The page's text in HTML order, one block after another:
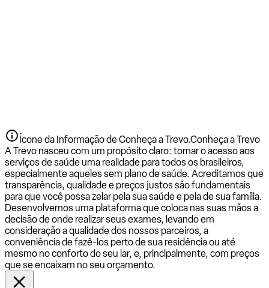
Ícone da Informação de Conheça a Trevo.Conheça a Trevo
A Trevo nasceu com um propósito claro: tornar o acesso aos
serviços de saúde uma realidade para todos os brasileiros,
especialmente aqueles sem plano de saúde. Acreditamos que
transparência, qualidade e preços justos são fundamentais
para que você possa zelar pela sua saúde e pela de sua família.
Desenvolvemos uma plataforma que coloca nas suas mãos a
decisão de onde realizar seus exames, levando em
consideração a qualidade dos nossos parceiros, a
conveniência de fazê-los perto de sua residência ou até
mesmo no conforto do seu lar, e, principalmente, com preços
que se encaixam no seu orçamento.